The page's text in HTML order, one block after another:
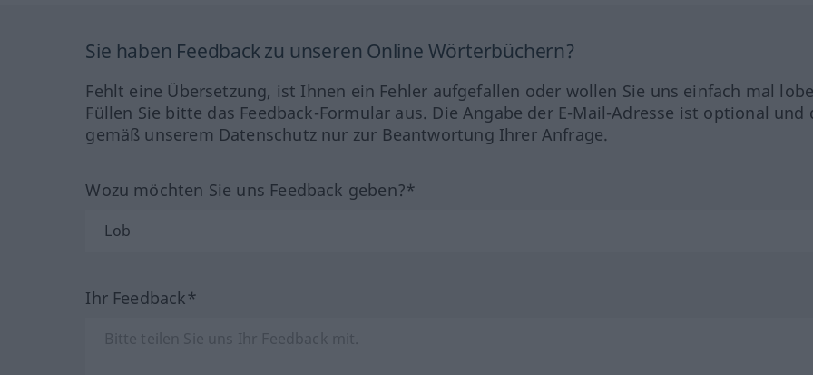
Sie haben Feedback zu unseren Online Wörterbüchern?
Fehlt eine Übersetzung, ist Ihnen ein Fehler aufgefallen oder wollen Sie uns einfach mal
Füllen Sie bitte das Feedback-Formular aus. Die Angabe der E-Mail-Adresse ist optional und
gemäß unserem Datenschutz nur zur Beantwortung Ihrer Anfrage.
Wozu möchten Sie uns Feedback geben?*
Ihr Feedback*